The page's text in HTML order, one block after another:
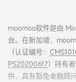
moomoo软件是由
台。在新加坡，
（认证编号：
PS20200617）持有
供，具有豁免金融顾